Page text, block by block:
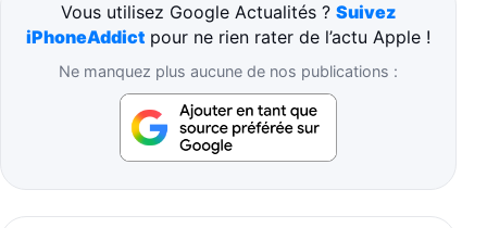
Vous utilisez Google Actualités ? Suivez
iPhoneAddict pour ne rien rater de l’actu Apple !
Ne manquez plus aucune de nos publications :